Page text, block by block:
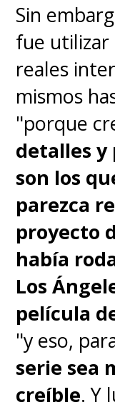
Sin
fue utilizar
reales
mismos
"porque
detalles
son los
parezca
proyecto
había
Los
película
"y eso,
serie sea
creíble. Y